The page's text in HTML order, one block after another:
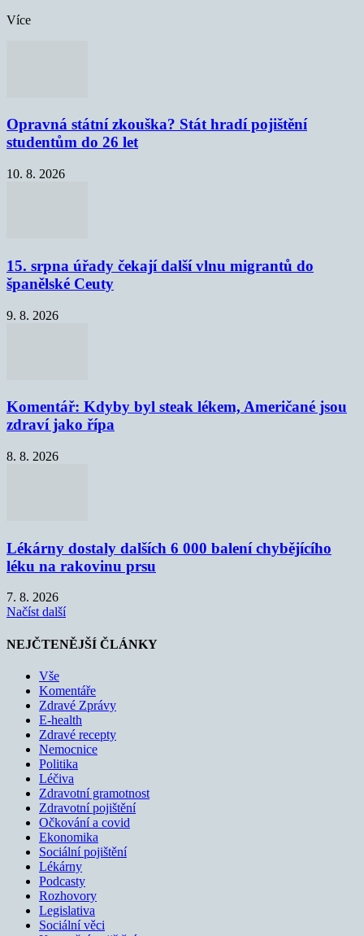
Více
Opravná státní zkouška? Stát hradí pojištění
studentům do 26 let
10. 8. 2026
15. srpna úřady čekají další vlnu migrantů do
španělské Ceuty
9. 8. 2026
Komentář: Kdyby byl steak lékem, Američané jsou
zdraví jako řípa
8. 8. 2026
Lékárny dostaly dalších 6 000 balení chybějícího
léku na rakovinu prsu
7. 8. 2026
Načíst další
NEJČTENĚJŠÍ ČLÁNKY
Vše
Komentáře
Zdravé Zprávy
E-health
Zdravé recepty
Nemocnice
Politika
Léčiva
Zdravotní gramotnost
Zdravotní pojištění
Očkování a covid
Ekonomika
Sociální pojištění
Lékárny
Podcasty
Rozhovory
Legislativa
Sociální věci